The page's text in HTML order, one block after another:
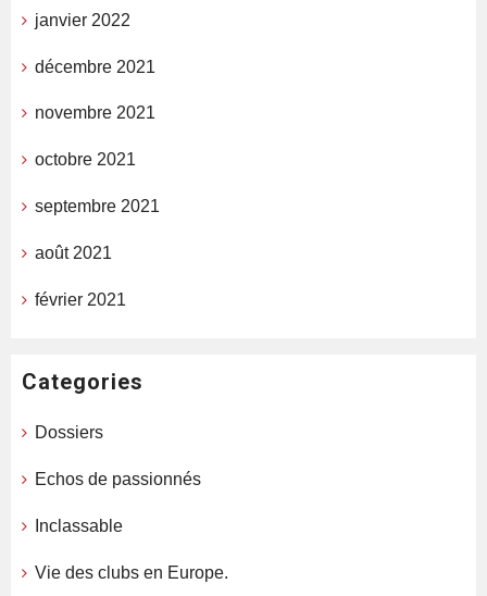
janvier 2022
décembre 2021
novembre 2021
octobre 2021
septembre 2021
août 2021
février 2021
Categories
Dossiers
Echos de passionnés
Inclassable
Vie des clubs en Europe.